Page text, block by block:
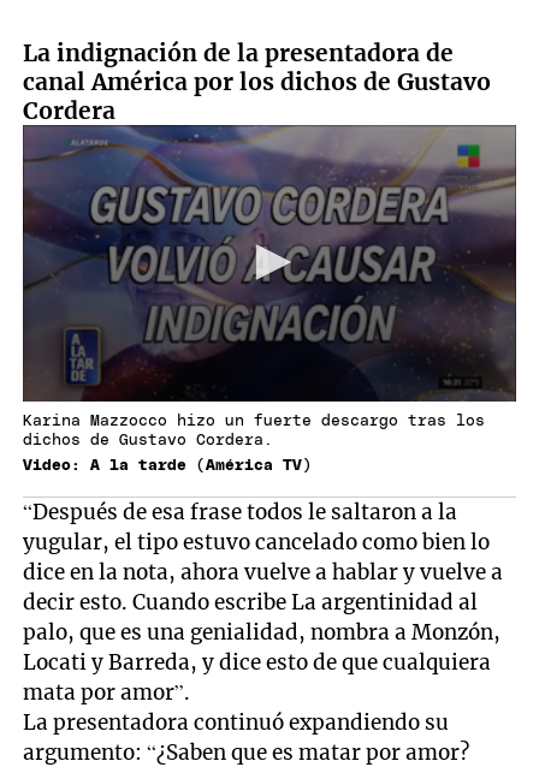
La indignación de la presentadora de
canal América por los dichos de Gustavo
Cordera
Karina Mazzocco hizo un fuerte descargo tras los
dichos de Gustavo Cordera.
Video: A la tarde (América TV)
“Después de esa frase todos le saltaron a la
yugular, el tipo estuvo cancelado como bien lo
dice en la nota, ahora vuelve a hablar y vuelve a
decir esto. Cuando escribe La argentinidad al
palo, que es una genialidad, nombra a Monzón,
Locati y Barreda, y dice esto de que cualquiera
mata por amor”.
La presentadora continuó expandiendo su
argumento: “¿Saben que es matar por amor?